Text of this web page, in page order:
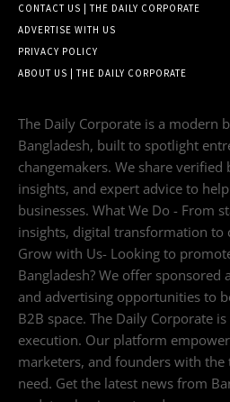
CONTACT US | THE DAILY CORPORATE
ADVERTISE WITH US
PRIVACY POLICY
ABOUT US | THE DAILY CORPORATE
The Daily Corporate is a modern
Bangladesh, built to spotlight
changemakers. We share verified
insights, and expert advice to
businesses. What We Do - From
insights, digital transformation to
Grow with Us- Looking to
Bangladesh? We offer sponsored
and advertising opportunities to
B2B space. The Daily Corporate
execution. Our platform
marketers, and founders with
need. Get the latest news from